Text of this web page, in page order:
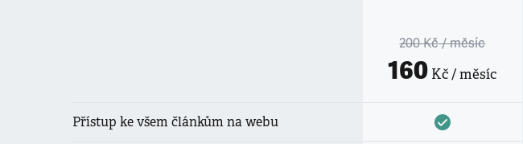
Přístup ke všem článkům na webu
200 Kč/ měsíc
160 Kč / měsíc